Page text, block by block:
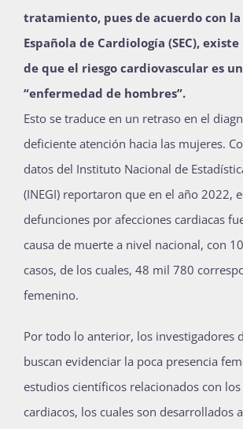
tratamiento, pues de acuerdo con la
Española de Cardiología (SEC),
de que el riesgo cardiovascular es
“enfermedad de hombres”.
Esto se traduce en un retraso en el
deficiente atención hacia las mujeres.
datos del Instituto Nacional de
(INEGI) reportaron que en el año 2022,
defunciones por afecciones cardiacas
causa de muerte a nivel nacional, con
casos, de los cuales, 48 mil 780
femenino.
Por todo lo anterior, los investigadores
buscan evidenciar la poca presencia
estudios científicos relacionados con
cardiacos, los cuales son desarrollados